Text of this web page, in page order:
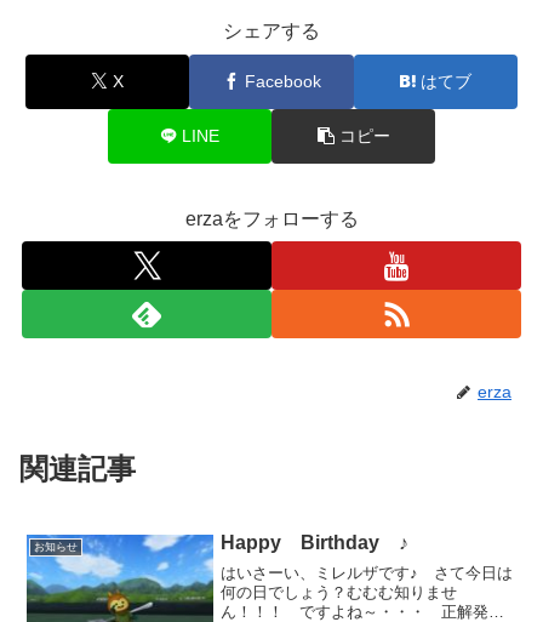
シェアする
X Facebook はてブ
LINE コピー
erzaをフォローする
erza
関連記事
お知らせ Happy Birthday ♪
はいさーい、ミレルザです♪ さて今日は
何の日でしょう？むむむ知りませ
ん！！！ ですよね～・・・ 正解発表